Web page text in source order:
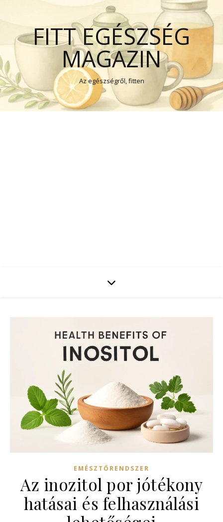
FITT EGÉSZSÉG
MAGAZIN
Az egészségről, fitten
EMÉSZTŐRENDSZER
Az inozitol por jótékony
hatásai és felhasználási